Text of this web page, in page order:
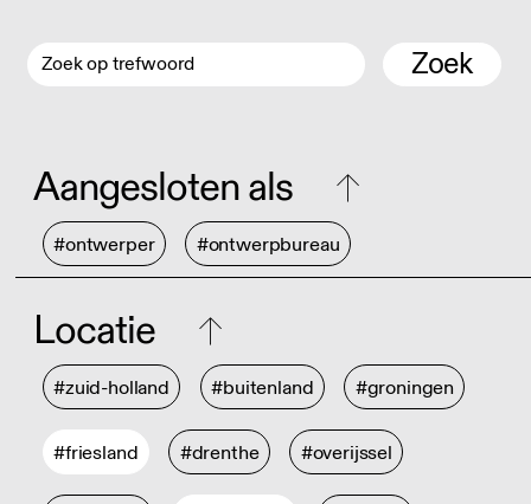
Zoek
Aangesloten als
#ontwerper #ontwerpbureau
Locatie
#zuid-holland #buitenland #groningen
#friesland #drenthe #overijssel